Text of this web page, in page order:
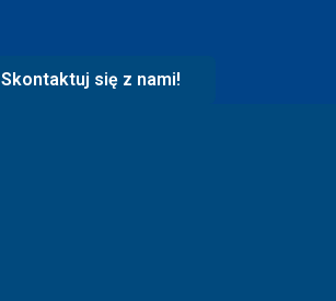
Skontaktuj się z nami!